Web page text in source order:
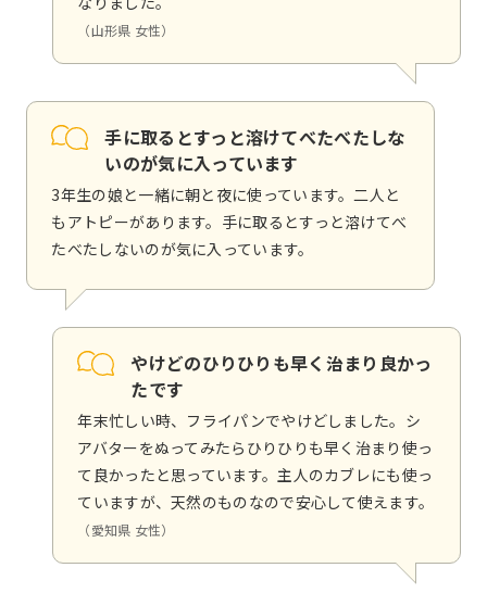
（山形県 女性）
手に取るとすっと溶けてべたべたしな
いのが気に入っています
3年生の娘と一緒に朝と夜に使っています。二人と
もアトピーがあります。手に取るとすっと溶けてべ
たべたしないのが気に入っています。
やけどのひりひりも早く治まり良かっ
たです
年末忙しい時、フライパンでやけどしました。シ
アバターをぬってみたらひりひりも早く治まり使っ
て良かったと思っています。主人のカブレにも使っ
ていますが、天然のものなので安心して使えます。
（愛知県 女性）